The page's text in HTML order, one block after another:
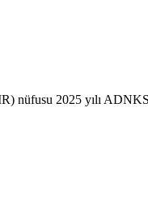
2025 yılı ADNKS